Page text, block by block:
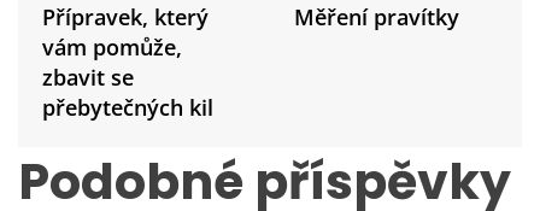
e
p
Přípravek, který
vám pomůže,
zbavit se
přebytečných kil
Měření pravítky
Podobné příspěvky